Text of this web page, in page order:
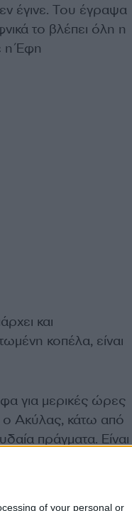
of your personal or
έγινε. Του έγραψα
το βλέπει όλη η
η Έφη
και
κοπέλα, είναι
για μερικές ώρες
ο Ακύλας, κάτω από
πράγματα. Είναι